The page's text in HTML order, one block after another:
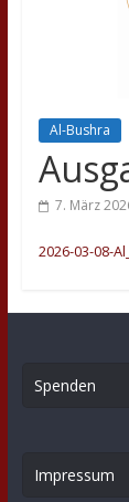
Al-Bushra
7. März
2026-03-08-
Spenden
Impressum